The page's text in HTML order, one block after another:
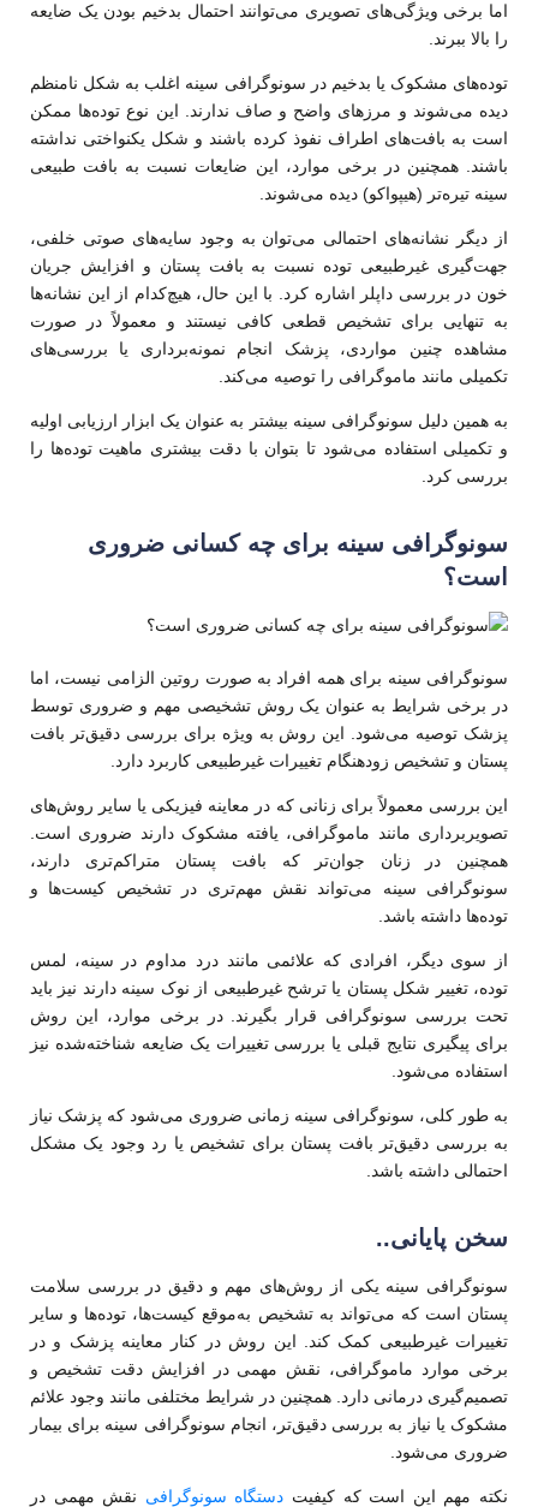
اما برخی ویژگی‌های تصویری می‌توانند احتمال بدخیم بودن یک ضایعه
را بالا ببرند.
توده‌های مشکوک یا بدخیم در سونوگرافی سینه اغلب به شکل نامنظم
دیده می‌شوند و مرزهای واضح و صاف ندارند. این نوع توده‌ها ممکن
است به بافت‌های اطراف نفوذ کرده باشند و شکل یکنواختی نداشته
باشند. همچنین در برخی موارد، این ضایعات نسبت به بافت طبیعی
سینه تیره‌تر (هیپواکو) دیده می‌شوند.
از دیگر نشانه‌های احتمالی می‌توان به وجود سایه‌های صوتی خلفی،
جهت‌گیری غیرطبیعی توده نسبت به بافت پستان و افزایش جریان
خون در بررسی داپلر اشاره کرد. با این حال، هیچ‌کدام از این نشانه‌ها
به تنهایی برای تشخیص قطعی کافی نیستند و معمولاً در صورت
مشاهده چنین مواردی، پزشک انجام نمونه‌برداری یا بررسی‌های
تکمیلی مانند ماموگرافی را توصیه می‌کند.
به همین دلیل سونوگرافی سینه بیشتر به عنوان یک ابزار ارزیابی اولیه
و تکمیلی استفاده می‌شود تا بتوان با دقت بیشتری ماهیت توده‌ها را
بررسی کرد.
سونوگرافی سینه برای چه کسانی ضروری
است؟
سونوگرافی سینه برای همه افراد به صورت روتین الزامی نیست، اما
در برخی شرایط به عنوان یک روش تشخیصی مهم و ضروری توسط
پزشک توصیه می‌شود. این روش به ویژه برای بررسی دقیق‌تر بافت
پستان و تشخیص زودهنگام تغییرات غیرطبیعی کاربرد دارد.
این بررسی معمولاً برای زنانی که در معاینه فیزیکی یا سایر روش‌های
تصویربرداری مانند ماموگرافی، یافته مشکوک دارند ضروری است.
همچنین در زنان جوان‌تر که بافت پستان متراکم‌تری دارند،
سونوگرافی سینه می‌تواند نقش مهم‌تری در تشخیص کیست‌ها و
توده‌ها داشته باشد.
از سوی دیگر، افرادی که علائمی مانند درد مداوم در سینه، لمس
توده، تغییر شکل پستان یا ترشح غیرطبیعی از نوک سینه دارند نیز باید
تحت بررسی سونوگرافی قرار بگیرند. در برخی موارد، این روش
برای پیگیری نتایج قبلی یا بررسی تغییرات یک ضایعه شناخته‌شده نیز
استفاده می‌شود.
به طور کلی، سونوگرافی سینه زمانی ضروری می‌شود که پزشک نیاز
به بررسی دقیق‌تر بافت پستان برای تشخیص یا رد وجود یک مشکل
احتمالی داشته باشد.
سخن پایانی..
سونوگرافی سینه یکی از روش‌های مهم و دقیق در بررسی سلامت
پستان است که می‌تواند به تشخیص به‌موقع کیست‌ها، توده‌ها و سایر
تغییرات غیرطبیعی کمک کند. این روش در کنار معاینه پزشک و در
برخی موارد ماموگرافی، نقش مهمی در افزایش دقت تشخیص و
تصمیم‌گیری درمانی دارد. همچنین در شرایط مختلفی مانند وجود علائم
مشکوک یا نیاز به بررسی دقیق‌تر، انجام سونوگرافی سینه برای بیمار
ضروری می‌شود.
نکته مهم این است که کیفیت دستگاه سونوگرافی نقش مهمی در